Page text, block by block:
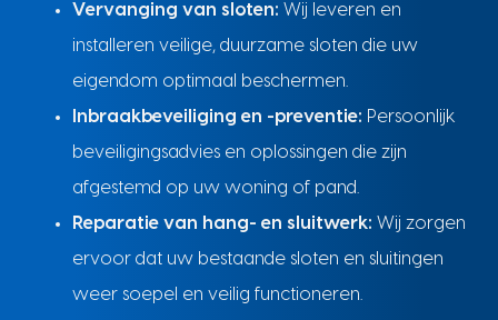
Vervanging van sloten: Wij leveren en
installeren veilige, duurzame sloten die uw
eigendom optimaal beschermen.
Inbraakbeveiliging en -preventie: Persoonlijk
beveiligingsadvies en oplossingen die zijn
afgestemd op uw woning of pand.
Reparatie van hang- en sluitwerk: Wij zorgen
ervoor dat uw bestaande sloten en sluitingen
weer soepel en veilig functioneren.